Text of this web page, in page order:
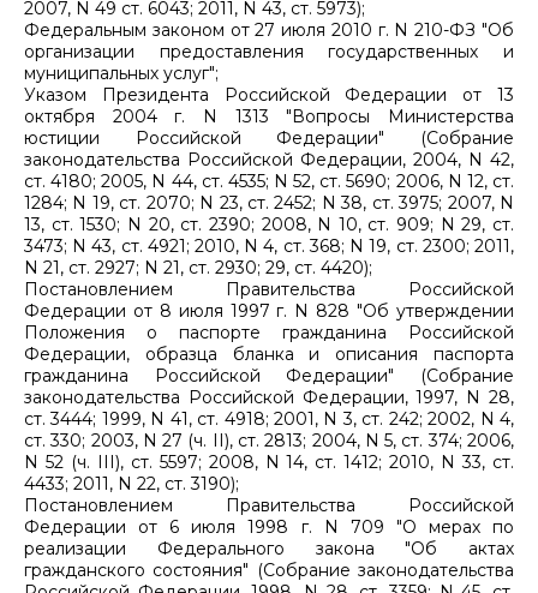
2007, N 49 ст. 6043; 2011, N 43, ст. 5973);
Федеральным законом от 27 июля 2010 г. N 210-ФЗ "Об
организации предоставления государственных и
муниципальных услуг";
Указом Президента Российской Федерации от 13
октября 2004 г. N 1313 "Вопросы Министерства
юстиции Российской Федерации" (Собрание
законодательства Российской Федерации, 2004, N 42,
ст. 4180; 2005, N 44, ст. 4535; N 52, ст. 5690; 2006, N 12, ст.
1284; N 19, ст. 2070; N 23, ст. 2452; N 38, ст. 3975; 2007, N
13, ст. 1530; N 20, ст. 2390; 2008, N 10, ст. 909; N 29, ст.
3473; N 43, ст. 4921; 2010, N 4, ст. 368; N 19, ст. 2300; 2011,
N 21, ст. 2927; N 21, ст. 2930; 29, ст. 4420);
Постановлением Правительства Российской
Федерации от 8 июля 1997 г. N 828 "Об утверждении
Положения о паспорте гражданина Российской
Федерации, образца бланка и описания паспорта
гражданина Российской Федерации" (Собрание
законодательства Российской Федерации, 1997, N 28,
ст. 3444; 1999, N 41, ст. 4918; 2001, N 3, ст. 242; 2002, N 4,
ст. 330; 2003, N 27 (ч. II), ст. 2813; 2004, N 5, ст. 374; 2006,
N 52 (ч. III), ст. 5597; 2008, N 14, ст. 1412; 2010, N 33, ст.
4433; 2011, N 22, ст. 3190);
Постановлением Правительства Российской
Федерации от 6 июля 1998 г. N 709 "О мерах по
реализации Федерального закона "Об актах
гражданского состояния" (Собрание законодательства